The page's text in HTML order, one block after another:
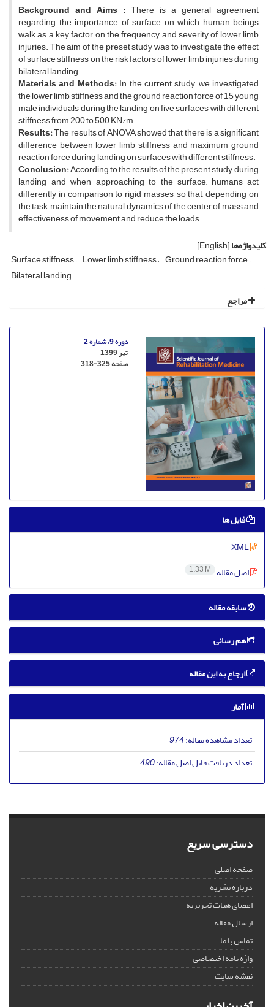
Background and Aims : There is a general agreement
regarding the importance of surface on which human beings
walk as a key factor on the frequency and severity of lower limb
injuries. The aim of the preset study was to investigate the effect
of surface stiffness on the risk factors of lower limb injuries during
bilateral landing.
Materials and Methods:In the current study, we investigated
the lower limb stiffness and the ground reaction force of 15 young
male individuals during the landing on five surfaces with different
stiffness from 200 to 500 KN/m.
Results:The results of ANOVA showed that there is a significant
difference between lower limb stiffness and maximum ground
reaction force during landing on surfaces with different stiffness.
Conclusion:According to the results of the present study, during
landing and when approaching to the surface, humans act
differently in comparison to rigid masses, so that, depending on
the task, maintain the natural dynamics of the center of mass and
effectiveness of movement and reduce the loads.
کلیدواژه‌ها[English]
Surface stiffness Lower limb stiffness Ground reaction force
Bilateral landing
مراجع
دوره 9، شماره 2
تیر 1399
صفحه318-325
فایل ها
اصل مقاله 1.33 M
سابقه مقاله
هم رسانی
ارجاع به این مقاله
آمار
تعداد مشاهده مقاله:974
تعداد دریافت فایل اصل مقاله:490
دسترسی سریع
صفحه اصلی
درباره نشریه
اعضای هیات تحریریه
ارسال مقاله
تماس با ما
واژه نامه اختصاصی
نقشه سایت